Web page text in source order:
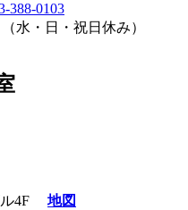
388-0103
水・日・祝日休み）
ル4F 地図